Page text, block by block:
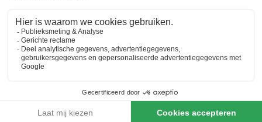
Adres
ALGEMENE INFORMATIE